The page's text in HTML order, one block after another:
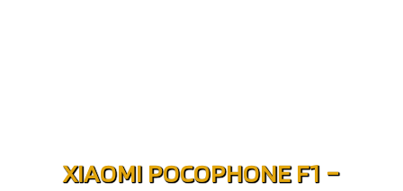
XIAOMI POCOPHONE F1 –